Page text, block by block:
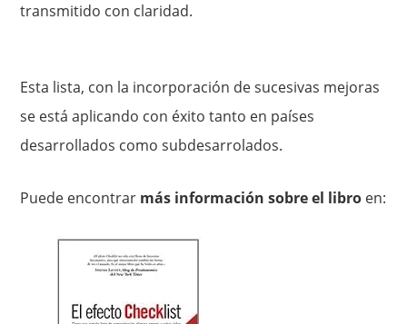
transmitido con claridad.
Esta lista, con la incorporación de sucesivas mejoras
se está aplicando con éxito tanto en países
desarrollados como subdesarrolados.
Puede encontrar más información sobre el libro en: